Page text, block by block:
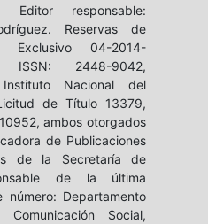
Editor responsable:
Reservas de
04-2014-
ISSN: 2448-9042,
Nacional del
de Título 13379,
ambos otorgados
de Publicaciones
de la Secretaría de
de la última
Departamento
Social,